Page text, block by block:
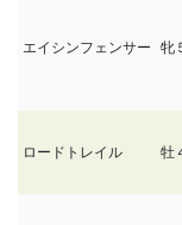
エイシンフェンサー 牝
ロードトレイル 牡